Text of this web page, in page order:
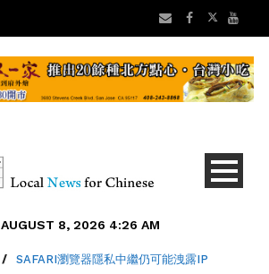
AUGUST 8, 2026 4:26 AM
/ SAFARI瀏覽器隱私中繼仍可能洩露IP